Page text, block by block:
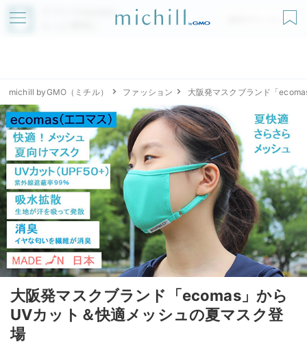
アプリでmichillが
無料ダウンロード
michill byGMO（ミチル） ファッション 大阪発マスクブランド「
大阪発マスクブランド「ecomas」から
UVカット＆快適メッシュの夏マスク登
場